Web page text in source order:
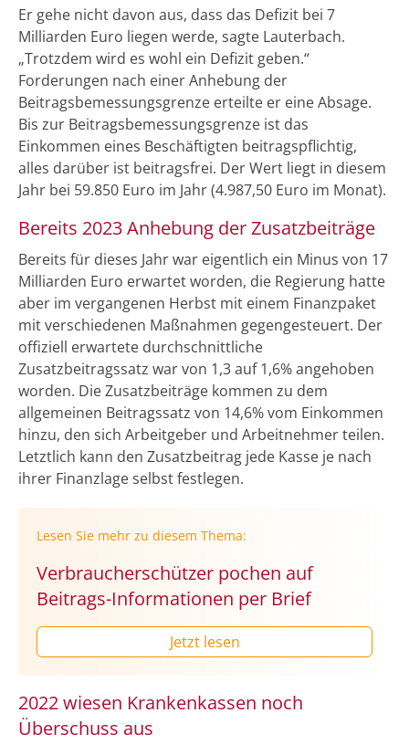
Er gehe nicht davon aus, dass das Defizit bei 7
Milliarden Euro liegen werde, sagte Lauterbach.
„Trotzdem wird es wohl ein Defizit geben.“
Forderungen nach einer Anhebung der
Beitragsbemessungsgrenze erteilte er eine Absage.
Bis zur Beitragsbemessungsgrenze ist das
Einkommen eines Beschäftigten beitragspflichtig,
alles darüber ist beitragsfrei. Der Wert liegt in diesem
Jahr bei 59.850 Euro im Jahr (4.987,50 Euro im Monat).
Bereits 2023 Anhebung der Zusatzbeiträge
Bereits für dieses Jahr war eigentlich ein Minus von 17
Milliarden Euro erwartet worden, die Regierung hatte
aber im vergangenen Herbst mit einem Finanzpaket
mit verschiedenen Maßnahmen gegengesteuert. Der
offiziell erwartete durchschnittliche
Zusatzbeitragssatz war von 1,3 auf 1,6% angehoben
worden. Die Zusatzbeiträge kommen zu dem
allgemeinen Beitragssatz von 14,6% vom Einkommen
hinzu, den sich Arbeitgeber und Arbeitnehmer teilen.
Letztlich kann den Zusatzbeitrag jede Kasse je nach
ihrer Finanzlage selbst festlegen.
Lesen Sie mehr zu diesem Thema:
Verbraucherschützer pochen auf
Beitrags-Informationen per Brief
Jetzt lesen
2022 wiesen Krankenkassen noch
Überschuss aus